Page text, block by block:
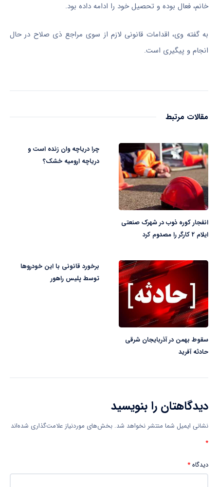
خانم، فعال بوده و تحصیل خود را ادامه داده بود.
به گفته وی، اقدامات قانونی لازم از سوی مراجع ذی صلاح در حال
انجام و پیگیری است.
مقالات مرتبط
انفجار کوره ذوب در شهرک صنعتی
ایلام ۲ کارگر را مصدوم کرد
چرا دریاچه وان زنده است و
دریاچه ارومیه خشک؟
سقوط بهمن در آذربایجان شرقی
حادثه آفرید
برخورد قانونی با این خودروها
توسط پلیس راهور
دیدگاهتان را بنویسید
نشانی ایمیل شما منتشر نخواهد شد. بخش‌های موردنیاز علامت‌گذاری شده‌اند
*
دیدگاه*